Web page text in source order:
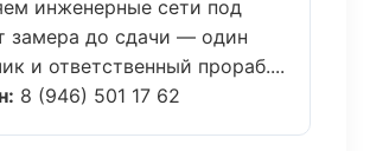
инженерные сети под
замера до сдачи — один
и ответственный прораб....
8 (946) 501 17 62